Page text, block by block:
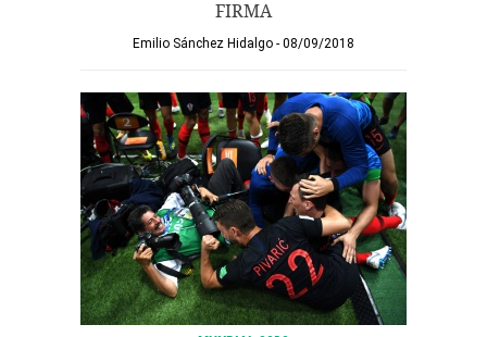
FIRMA
Emilio Sánchez Hidalgo 08/09/2018